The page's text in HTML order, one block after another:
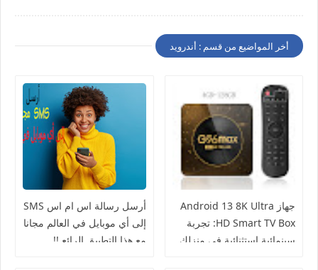
أخر المواضيع من قسم : أندرويد
جهاز Android 13 8K Ultra
HD Smart TV Box: تجربة
سينمائية استثنائية في منزلك
أرسل رسالة اس ام اس SMS
إلى أي موبايل في العالم مجانا
مع هذا التطبيق الرائع !!